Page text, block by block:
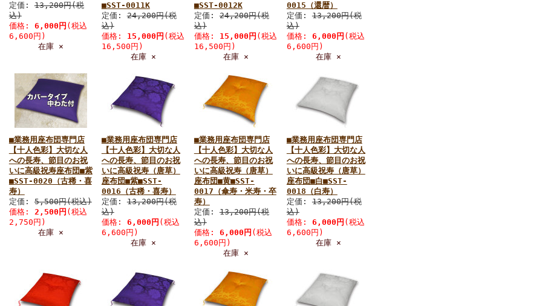
定価:13,200円(税
込)
価格: 6,000円 (税込
6,600円)
在庫 ×
■SST-0011K
定価:24,200円(税
込)
価格: 15,000円 (税込
16,500円)
在庫 ×
■SST-0012K
定価:24,200円(税
込)
価格: 15,000円 (税込
16,500円)
在庫 ×
0015（還暦）
定価:13,200円(税
込)
価格: 6,000円 (税込
6,600円)
在庫 ×
■業務用座布団専門店
【十人色彩】大切な人
への長寿、節目のお祝
いに高級祝寿座布団■紫
■SST-0020（古稀・喜
寿）
定価:5,500円(税込)
価格: 2,500円 (税込
2,750円)
在庫 ×
■業務用座布団専門店
【十人色彩】大切な人
への長寿、節目のお祝
いに高級祝寿（唐草）
座布団■紫■SST-
0016（古稀・喜寿）
定価:13,200円(税
込)
価格: 6,000円 (税込
6,600円)
在庫 ×
■業務用座布団専門店
【十人色彩】大切な人
への長寿、節目のお祝
いに高級祝寿（唐草）
座布団■黄■SST-
0017（傘寿・米寿・卒
寿）
定価:13,200円(税
込)
価格: 6,000円 (税込
6,600円)
在庫 ×
■業務用座布団専門店
【十人色彩】大切な人
への長寿、節目のお祝
いに高級祝寿（唐草）
座布団■白■SST-
0018（白寿）
定価:13,200円(税
込)
価格: 6,000円 (税込
6,600円)
在庫 ×